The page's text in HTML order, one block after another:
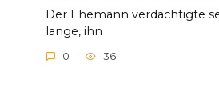
Der Ehemann verdächtigte
lange, ihn
0 36